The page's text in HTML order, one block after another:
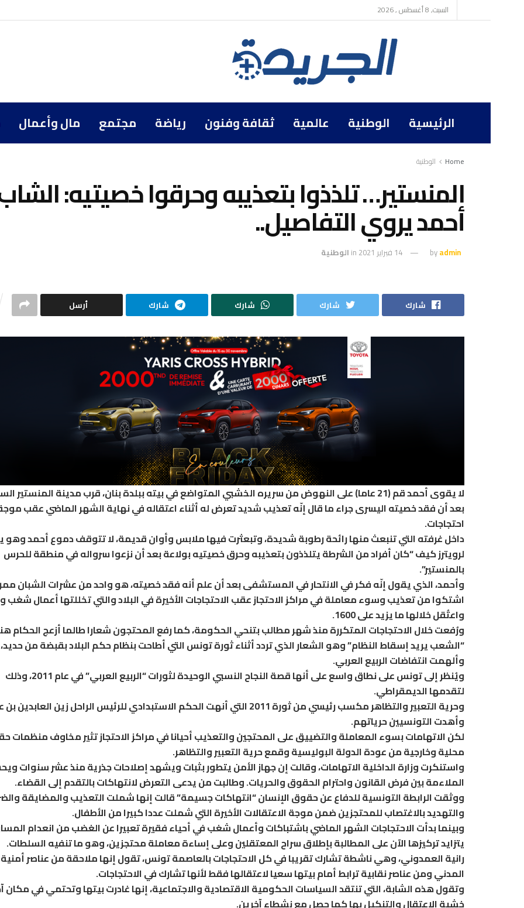
السبت, 8 أغسطس , 2026
الرئيسية الوطنية عالمية ثقافة وفنون رياضة مجتمع مال وأعمال
Home الوطنية
المنستير… تلذذوا بتعذيبه وحرقوا خصيتيه:
أحمد يروي التفاصيل..
byadmin 14 فبراير 2021 in الوطنية
شارك شارك شارك شارك أرسل
لا يقوى أحمد قم (21 عاما) على النهوض من سريره الخشبي المتواضع في بيته ببلدة بنان، قرب مدينة المنستير
بعد أن فقد خصيته اليسرى جراء ما قال إنّه تعذيب شديد تعرض له أثناء اعتقاله في نهاية الشهر الماضي عقب
احتجاجات.
داخل غرفته التي تنبعث منها رائحة رطوبة شديدة، وتبعثرت فيها ملابس وأوان قديمة، لا تتوقف دموع أحمد وهو
لرويترز كيف “كان أفراد من الشرطة يتلذذون بتعذيبه وحرق خصيتيه بولاعة بعد أن نزعوا سرواله في منطقة للحرس
بالمنستير”.
وأحمد، الذي يقول إنّه فكر في الانتحار في المستشفى بعد أن علم أنه فقد خصيته، هو واحد من عشرات الشبان
اشتكوا من تعذيب وسوء معاملة في مراكز الاحتجاز عقب الاحتجاجات الأخيرة في البلاد والتي تخللتها أعمال شغب
واعتُقل خلالها ما يزيد على 1600.
ورُفعت خلال الاحتجاجات المتكررة منذ شهر مطالب بتنحي الحكومة، كما رفع المحتجون شعارا طالما أزعج الحكام
“الشعب يريد إسقاط النظام” وهو الشعار الذي تردد أثناء ثورة تونس التي أطاحت بنظام حكم البلاد بقبضة من حديد،
وألهمت انتفاضات الربيع العربي.
ويُنظر إلى تونس على نطاق واسع على أنها قصة النجاح النسبي الوحيدة لثورات “الربيع العربي” في عام 2011، وذلك
لتقدمها الديمقراطي.
وحرية التعبير والتظاهر مكسب رئيسي من ثورة 2011 التي أنهت الحكم الاستبدادي للرئيس الراحل زين العابدين
وأهدت التونسيين حرياتهم.
لكن الاتهامات بسوء المعاملة والتضييق على المحتجين والتعذيب أحيانا في مراكز الاحتجاز تثير مخاوف منظمات
محلية وخارجية من عودة الدولة البوليسية وقمع حرية التعبير والتظاهر.
واستنكرت وزارة الداخلية الاتهامات، وقالت إن جهاز الأمن يتطور بثبات ويشهد إصلاحات جذرية منذ عشر سنوات
الملاءمة بين فرض القانون واحترام الحقوق والحريات. وطالبت من يدعى التعرض لانتهاكات بالتقدم إلى القضاء.
ووثقت الرابطة التونسية للدفاع عن حقوق الإنسان “انتهاكات جسيمة” قالت إنها شملت التعذيب والمضايقة
والتهديد بالاغتصاب للمحتجزين ضمن موجة الاعتقالات الأخيرة التي شملت عددا كبيرا من الأطفال.
وبينما بدأت الاحتجاجات الشهر الماضي باشتباكات وأعمال شغب في أحياء فقيرة تعبيرا عن الغضب من انعدام
يتزايد تركيزها الآن على المطالبة بإطلاق سراح المعتقلين وعلى إساءة معاملة محتجزين، وهو ما تنفيه السلطات.
رانية العمدوني، وهي ناشطة تشارك تقريبا في كل الاحتجاجات بالعاصمة تونس، تقول إنها ملاحقة من عناصر أمنية
المدني ومن عناصر نقابية ترابط أمام بيتها سعيا لاعتقالها فقط لأنها تشارك في الاحتجاجات.
وتقول هذه الشابة، التي تنتقد السياسات الحكومية الاقتصادية والاجتماعية، إنها غادرت بيتها وتحتمي في مكان
خشية الاعتقال والتنكيل بها كما حصل مع نشطاء آخرين.